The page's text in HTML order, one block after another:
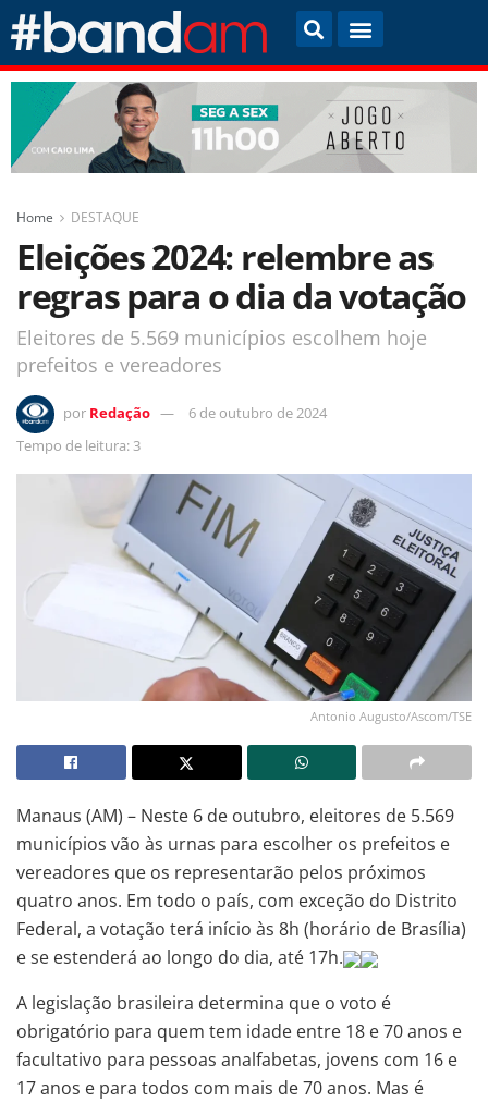
Home DESTAQUE
Eleições 2024: relembre as
regras para o dia da votação
Eleitores de 5.569 municípios escolhem hoje
prefeitos e vereadores
por Redação
6 de outubro de 2024
Tempo de leitura: 3
Antonio Augusto/Ascom/TSE
Manaus (AM) – Neste 6 de outubro, eleitores de 5.569
municípios vão às urnas para escolher os prefeitos e
vereadores que os representarão pelos próximos
quatro anos. Em todo o país, com exceção do Distrito
Federal, a votação terá início às 8h (horário de Brasília)
e se estenderá ao longo do dia, até 17h.
A legislação brasileira determina que o voto é
obrigatório para quem tem idade entre 18 e 70 anos e
facultativo para pessoas analfabetas, jovens com 16 e
17 anos e para todos com mais de 70 anos. Mas é